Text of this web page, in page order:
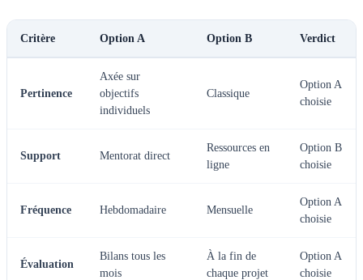
Critère Option A Option B Verdict
Pertinence
Axée sur
objectifs
individuels
Classique
Option A
choisie
Support Mentorat direct
Ressources en
ligne
Option B
choisie
Fréquence Hebdomadaire Mensuelle
Option A
choisie
Évaluation
Bilans tous les
mois
À la fin de
chaque projet
Option A
choisie